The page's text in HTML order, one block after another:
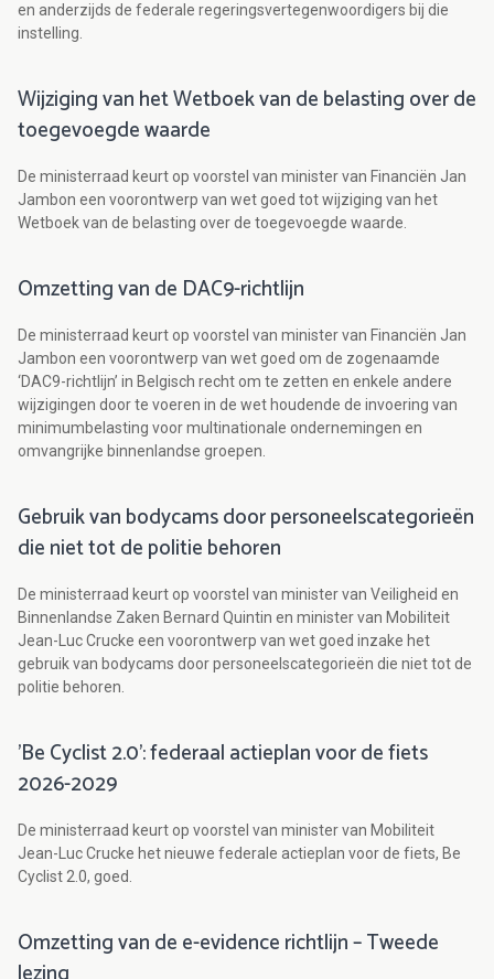
en anderzijds de federale regeringsvertegenwoordigers bij die
instelling.
Wijziging van het Wetboek van de belasting over de
toegevoegde waarde
De ministerraad keurt op voorstel van minister van Financiën Jan
Jambon een voorontwerp van wet goed tot wijziging van het
Wetboek van de belasting over de toegevoegde waarde.
Omzetting van de DAC9-richtlijn
De ministerraad keurt op voorstel van minister van Financiën Jan
Jambon een voorontwerp van wet goed om de zogenaamde
‘DAC9-richtlijn’ in Belgisch recht om te zetten en enkele andere
wijzigingen door te voeren in de wet houdende de invoering van
minimumbelasting voor multinationale ondernemingen en
omvangrijke binnenlandse groepen.
Gebruik van bodycams door personeelscategorieën
die niet tot de politie behoren
De ministerraad keurt op voorstel van minister van Veiligheid en
Binnenlandse Zaken Bernard Quintin en minister van Mobiliteit
Jean-Luc Crucke een voorontwerp van wet goed inzake het
gebruik van bodycams door personeelscategorieën die niet tot de
politie behoren.
'Be Cyclist 2.0': federaal actieplan voor de fiets
2026-2029
De ministerraad keurt op voorstel van minister van Mobiliteit
Jean-Luc Crucke het nieuwe federale actieplan voor de fiets, Be
Cyclist 2.0, goed.
Omzetting van de e-evidence richtlijn – Tweede